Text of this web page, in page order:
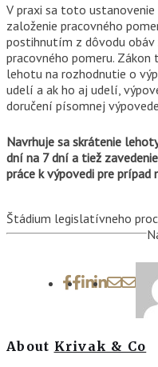
V praxi sa toto ustanovenie
založenie pracovného
postihnutím z dôvodu obáv
pracovného pomeru.
lehotu na rozhodnutie o
udelí a ak ho aj udelí,
doručení písomnej
Navrhuje sa skrátenie
dní na 7 dní a tiež
práce k výpovedi pre
Štádium legislatívneho
About Krivak & Co